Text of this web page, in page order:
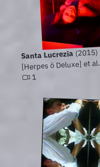
Santa Lucrezia (2015)
[Herpes ö Deluxe] et al.
1